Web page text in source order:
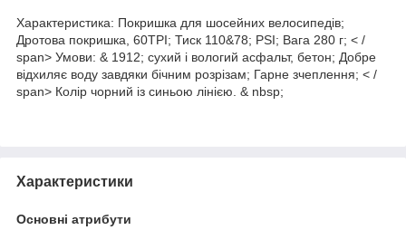
Характеристика: Покришка для шосейних велосипедів;
Дротова покришка, 60TPI; Тиск 110&78; PSI; Вага 280 г; < /
span> Умови: & 1912; сухий і вологий асфальт, бетон; Добре
відхиляє воду завдяки бічним розрізам; Гарне зчеплення; < /
span> Колір чорний із синьою лінією. & nbsp;
Характеристики
Основні атрибути